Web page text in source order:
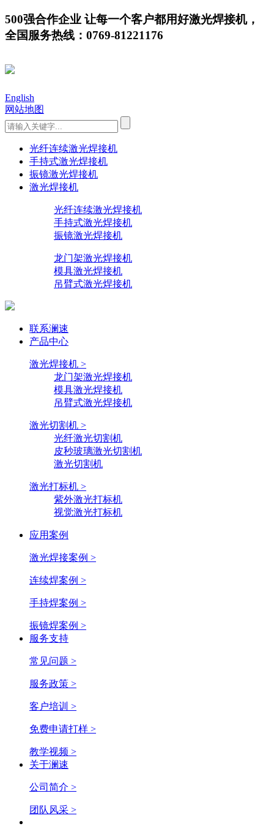
500强合作企业 让每一个客户都用好激光焊接机，
全国服务热线：0769-81221176
English
网站地图
光纤连续激光焊接机
手持式激光焊接机
振镜激光焊接机
激光焊接机
光纤连续激光焊接机
手持式激光焊接机
振镜激光焊接机
龙门架激光焊接机
模具激光焊接机
吊臂式激光焊接机
联系澜速
产品中心
激光焊接机 >
龙门架激光焊接机
模具激光焊接机
吊臂式激光焊接机
激光切割机 >
光纤激光切割机
皮秒玻璃激光切割机
激光切割机
激光打标机 >
紫外激光打标机
视觉激光打标机
应用案例
激光焊接案例 >
连续焊案例 >
手持焊案例 >
振镜焊案例 >
服务支持
常见问题 >
服务政策 >
客户培训 >
免费申请打样 >
教学视频 >
关于澜速
公司简介 >
团队风采 >